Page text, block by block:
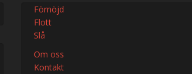
Förnöjd
Flott
Slå
Om oss
Kontakt